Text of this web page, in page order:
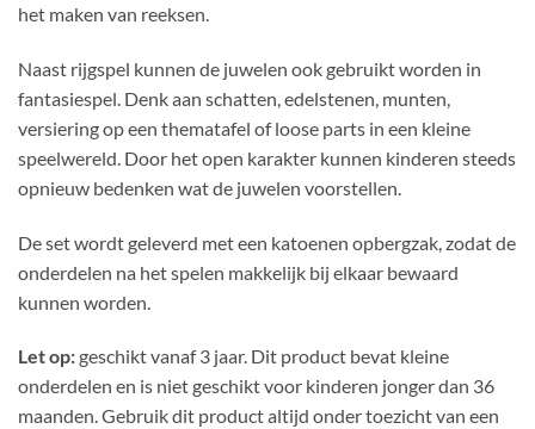
het maken van reeksen.
Naast rijgspel kunnen de juwelen ook gebruikt worden in
fantasiespel. Denk aan schatten, edelstenen, munten,
versiering op een thematafel of loose parts in een kleine
speelwereld. Door het open karakter kunnen kinderen steeds
opnieuw bedenken wat de juwelen voorstellen.
De set wordt geleverd met een katoenen opbergzak, zodat de
onderdelen na het spelen makkelijk bij elkaar bewaard
kunnen worden.
Let op:geschikt vanaf 3 jaar. Dit product bevat kleine
onderdelen en is niet geschikt voor kinderen jonger dan 36
maanden. Gebruik dit product altijd onder toezicht van een